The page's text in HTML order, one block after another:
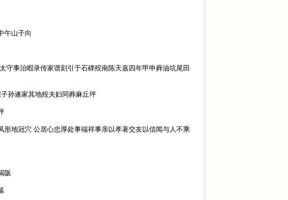
午山子向
事治暇录传家谱刻引于石碑殁南陈天嘉四年甲申葬油坑尾田
孙遂家其地殁夫妇同葬麻丘坪
地冠穴 公居心忠厚处事端祥事亲以孝著交友以信闻与人不乘
阪